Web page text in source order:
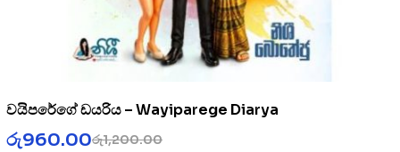
වයිපරේගේ ඩයරිය – Wayiparege Diarya
රු1,200.00
රු960.00